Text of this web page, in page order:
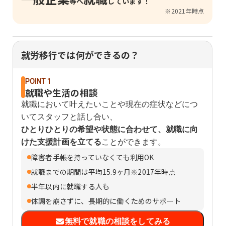
※2021年時点
就労移行では何ができるの？
POINT 1
就職や生活の相談
就職において叶えたいことや現在の症状などにつ
いてスタッフと話し合い、
ひとりひとりの希望や状態に合わせて、就職に向
けた支援計画を立てることができます。
障害者手帳を持っていなくても利用OK
就職までの期間は平均15.9ヶ月※2017年時点
半年以内に就職する人も
体調を崩さずに、長期的に働くためのサポート
無料で就職の相談をしてみる